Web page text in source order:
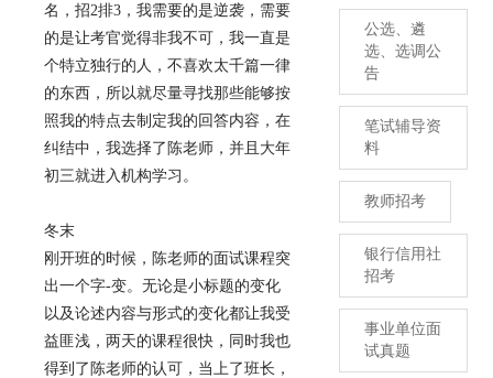
名，招2排3，我需要的是逆袭，需要
的是让考官觉得非我不可，我一直是
个特立独行的人，不喜欢太千篇一律
的东西，所以就尽量寻找那些能够按
照我的特点去制定我的回答内容，在
纠结中，我选择了陈老师，并且大年
初三就进入机构学习。
冬末
刚开班的时候，陈老师的面试课程突
出一个字-变。无论是小标题的变化
以及论述内容与形式的变化都让我受
益匪浅，两天的课程很快，同时我也
得到了陈老师的认可，当上了班长，
公选、遴
选、选调公
告
笔试辅导资
料
教师招考
银行信用社
招考
事业单位面
试真题